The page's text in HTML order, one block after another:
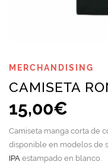
MERCHANDISING
CAMISETA
15,00€
Camiseta manga corta de
disponible en modelos de
IPA estampado en blanco.